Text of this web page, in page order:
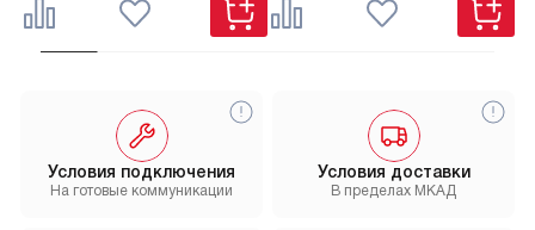
Условия доставки
В пределах МКАД
Условия подключения
На готовые коммуникации